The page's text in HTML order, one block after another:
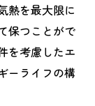
熱を最大限に
保つことがで
を考慮したエ
ーライフの構